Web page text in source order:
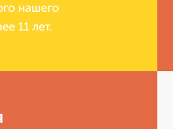
нашего
11 лет.